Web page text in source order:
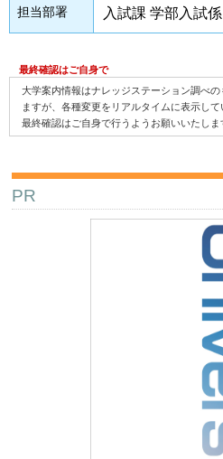
担当部署 入試課 学部入試係
最終確認はご自身で
大学案内情報はナレッジステーション調べ
ますが、各種変更をリアルタイムに表示し
最終確認はご自身で行うようお願いいたしま
PR